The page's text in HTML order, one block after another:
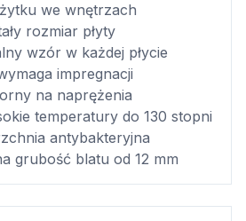
we wnętrzach
rozmiar płyty
wzór w każdej płycie
impregnacji
na naprężenia
temperatury do 130 stopni
antybakteryjna
grubość blatu od 12 mm